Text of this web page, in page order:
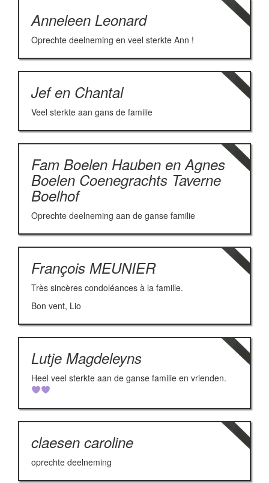
Anneleen Leonard
Oprechte deelneming en veel sterkte Ann !
Jef en Chantal
Veel sterkte aan gans de familie
Fam Boelen Hauben en Agnes
Boelen Coenegrachts Taverne
Boelhof
Oprechte deelneming aan de ganse familie
François MEUNIER
Très sincères condoléances à la famille.
Bon vent, Lio
Lutje Magdeleyns
Heel veel sterkte aan de ganse familie en vrienden.
claesen caroline
oprechte deelneming